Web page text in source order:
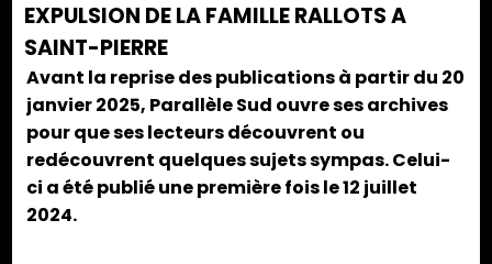
EXPULSION DE LA FAMILLE RALLOTS A
SAINT-PIERRE
Avant la reprise des publications à partir du 20
janvier 2025, Parallèle Sud ouvre ses archives
pour que ses lecteurs découvrent ou
redécouvrent quelques sujets sympas. Celui-
ci a été publié une première fois le 12 juillet
2024.